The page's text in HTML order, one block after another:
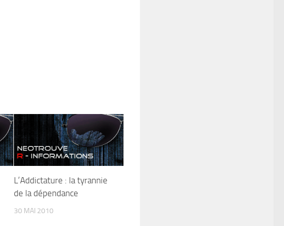
L’Addictature : la tyrannie
de la dépendance
30 MAI 2010